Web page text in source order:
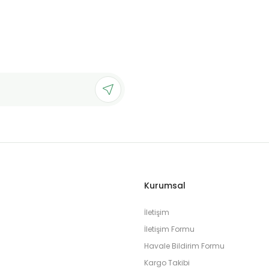
Kurumsal
İletişim
İletişim Formu
Havale Bildirim Formu
Kargo Takibi